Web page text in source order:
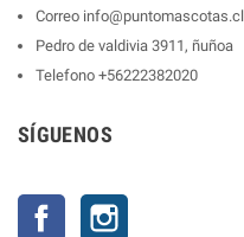
Correo info@puntomascotas.cl
Pedro de valdivia 3911, ñuñoa
Telefono +56222382020
SÍGUENOS
Facebook